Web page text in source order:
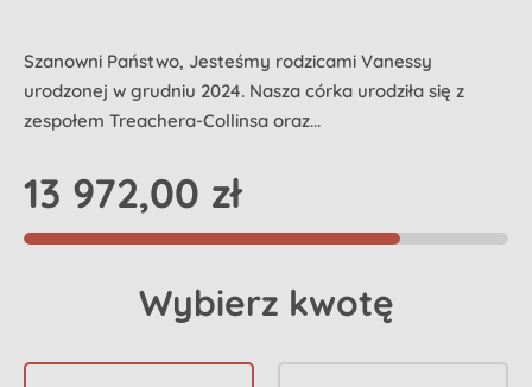
Szanowni Państwo, Jesteśmy rodzicami Vanessy
urodzonej w grudniu 2024. Nasza córka urodziła się z
zespołem Treachera-Collinsa oraz...
13 972,00 zł
Wybierz kwotę